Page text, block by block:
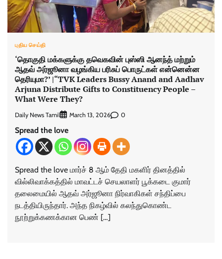
புதிய செய்தி
‘தொகுதி மக்களுக்கு தவெகவின் புஸ்ஸி ஆனந்த் மற்றும்
ஆதவ் அர்ஜூனா வழங்கிய பரிசுப் பொருட்கள் என்னென்ன
தெரியுமா?’ |“TVK Leaders Bussy Anand and Aadhav
Arjuna Distribute Gifts to Constituency People –
What Were They?
Daily News Tamil March 13, 2026 0
Spread the love
Spread the love மார்ச் 8 ஆம் தேதி மகளிர் தினத்தில்
வில்லிவாக்கத்தில் மாவட்டச் செயலாளர் பூக்கடை குமார்
தலைமையில் ஆதவ் அர்ஜூனா நிர்வாகிகள் சந்திப்பை
நடத்தியிருந்தார். அந்த நிகழ்வில் கலந்துகொண்ட
நூற்றுக்கணக்கான பெண் […]